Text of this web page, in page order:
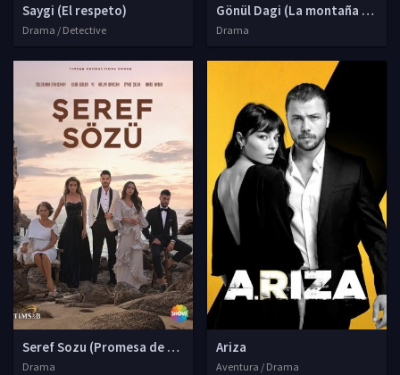
Saygi (El respeto)
Drama / Detective
Gönül Dagi (La montaña de
Drama
Seref Sozu (Promesa de honor)
Drama
Ariza
Aventura / Drama